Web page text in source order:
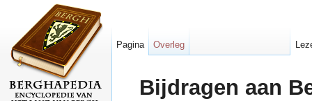
Bijdragen aan
Pagina Overleg